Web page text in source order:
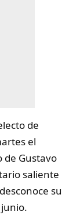
de
el
de Gustavo
saliente
su